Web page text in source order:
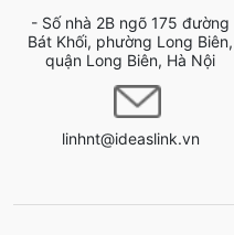
- Số nhà 2B ngõ 175 đường
Bát Khối, phường Long Biên,
quận Long Biên, Hà Nội
linhnt@ideaslink.vn